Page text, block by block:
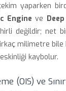
yaparken
Engine ve
değildir; net
milimetre
kaybolur.
(OIS) ve